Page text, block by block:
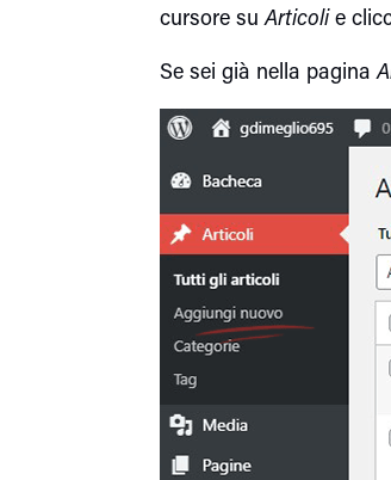
cursore suArticolie
Se sei già nella pagina